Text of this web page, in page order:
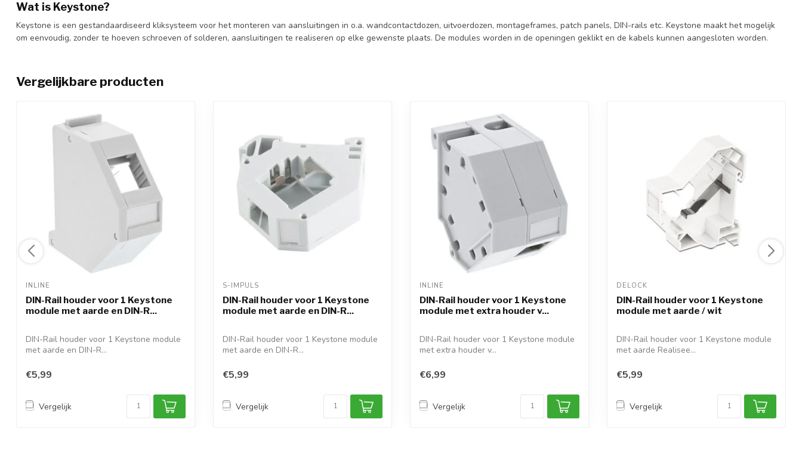
Wat is Keystone?
Keystone is een gestandaardiseerd kliksysteem voor het monteren van aansluitingen in o.a. wandcontactdozen, uitvoerdozen, montageframes, patch panels, DIN-rails etc. Keystone maakt het mogelijk
om eenvoudig, zonder te hoeven schroeven of solderen, aansluitingen te realiseren op elke gewenste plaats. De modules worden in de openingen geklikt en de kabels kunnen aangesloten worden.
Vergelijkbare producten
INLINE
DIN-Rail houder voor 1 Keystone
module met aarde en DIN-R...
DIN-Rail houder voor 1 Keystone module
met aarde en DIN-R...
€5,99
Vergelijk
S-IMPULS
DIN-Rail houder voor 1 Keystone
module met aarde en DIN-R...
DIN-Rail houder voor 1 Keystone module
met aarde en DIN-R...
€5,99
Vergelijk
INLINE
DIN-Rail houder voor 1 Keystone
module met extra houder v...
DIN-Rail houder voor 1 Keystone module
met extra houder v...
€6,99
Vergelijk
DELOCK
DIN-Rail houder voor 1 Keystone
module met aarde / wit
DIN-Rail houder voor 1 Keystone module
met aarde Realisee...
€5,99
Vergelijk